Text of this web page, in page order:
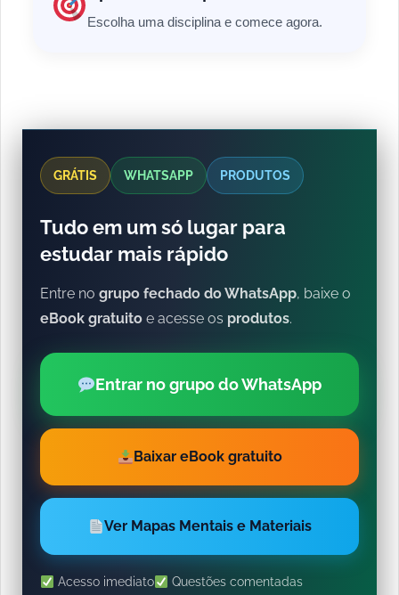
Escolha uma disciplina e comece agora.
GRÁTIS WHATSAPP PRODUTOS
Tudo em um só lugar para
estudar mais rápido
Entre no grupo fechado do WhatsApp, baixe o
eBook gratuito e acesse os produtos.
Entrar no grupo do WhatsApp
Baixar eBook gratuito
Ver Mapas Mentais e Materiais
Acesso imediato
Questões comentadas